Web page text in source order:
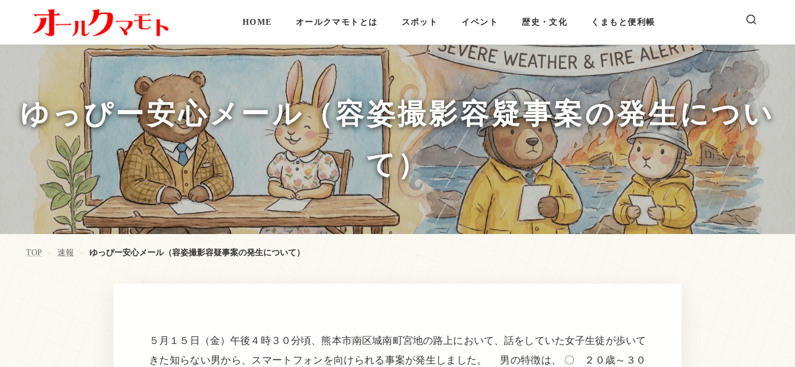
HOME オールクマモトとは スポット イベント 歴史・文化 くまもと便利帳
ゆっぴー安心メール（容姿撮影容疑事案の発生につい
て）
TOP > 速報 > ゆっぴー安心メール（容姿撮影容疑事案の発生について）
５月１５日（金）午後４時３０分頃、熊本市南区城南町宮地の路上において、話をしていた女子生徒が歩いて
きた知らない男から、スマートフォンを向けられる事案が発生しました。 男の特徴は、 〇 ２０歳～３０